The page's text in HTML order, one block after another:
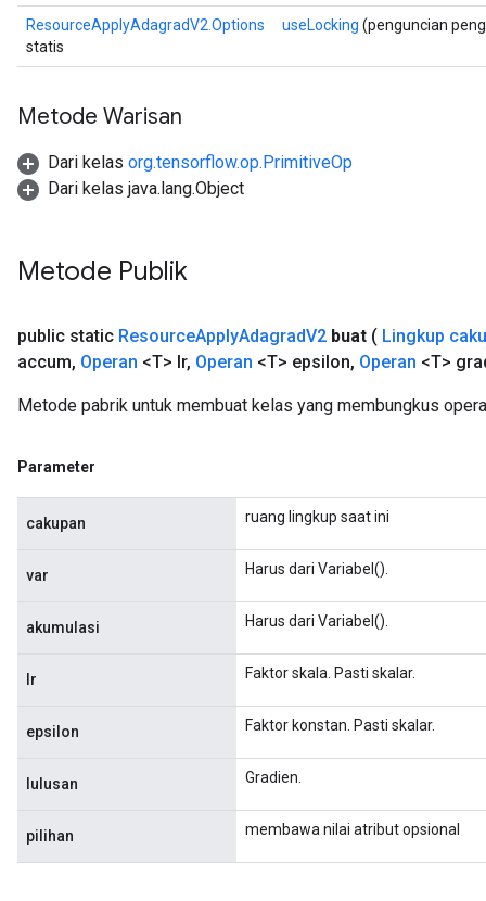
ResourceApplyAdagradV2.Options
statis
useLocking (penguncian
Metode Warisan
Dari kelas org.tensorflow.op.PrimitiveOp
Dari kelas java.lang.Object
Metode Publik
public static ResourceApplyAdagradV2 buat ( Lingkup
accum, Operan <T> lr, Operan <T> epsilon, Operan <T>
Metode pabrik untuk membuat kelas yang membungkus
Parameter
cakupan ruang lingkup saat ini
var Harus dari Variabel().
akumulasi Harus dari Variabel().
lr Faktor skala. Pasti skalar.
epsilon Faktor konstan. Pasti skalar.
lulusan Gradien.
pilihan membawa nilai atribut opsional